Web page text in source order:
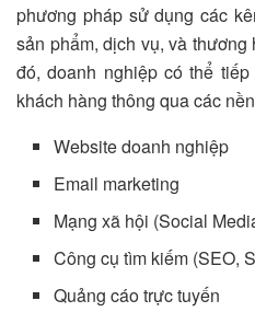
phương pháp sử dụng các
sản phẩm, dịch vụ, và
đó, doanh nghiệp có thể
khách hàng thông qua các
Website doanh nghiệp
Email marketing
Mạng xã hội (Social
Công cụ tìm kiếm (SEO,
Quảng cáo trực tuyến